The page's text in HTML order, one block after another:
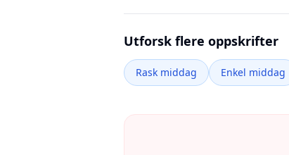
Utforsk flere oppskrifter
Rask middag Enkel middag